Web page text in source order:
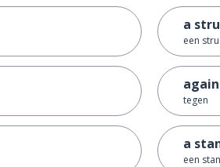
a
een
tegen
a
een